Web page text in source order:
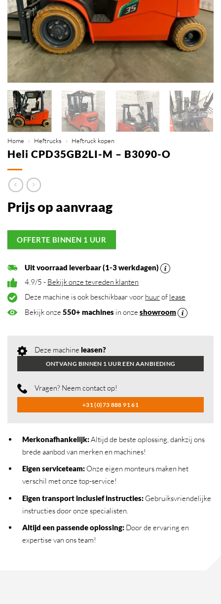
Home » Heftrucks » Heftruck kopen
Heli CPD35GB2LI-M – B3090-O
Prijs op aanvraag
OFFERTE BINNEN 1 UUR
Uit voorraad leverbaar (1-3 werkdagen)
4.9/5 - Bekijk onze tevreden klanten
Deze machine is ook beschikbaar voor huurof lease
Bekijk onze550+ machines in onzeshowroom
Deze machine leasen?
ONTVANG BINNEN 1 UUR EEN AANBIEDING
Vragen? Neem contact op!
+31 (0)73 888 91 61
Merkonafhankelijk:Altijd de beste oplossing, dankzij ons
brede aanbod van merken en machines!
Eigen serviceteam:Onze eigen monteurs maken het
verschil met onze top-service!
Eigen transport inclusief instructies:Gebruiksvriendelijke
instructies door onze specialisten.
Altijd een passende oplossing:Door de ervaring en
expertise van ons team!